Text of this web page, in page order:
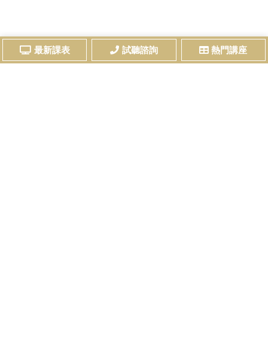
最新課表 試聽諮詢 熱門講座